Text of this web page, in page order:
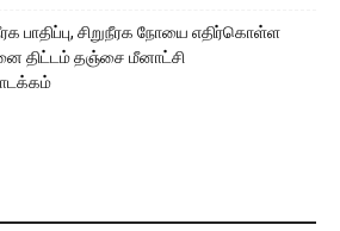
பாதிப்பு, சிறுநீரக நோயை எதிர்கொள்ள
திட்டம் தஞ்சை மீனாட்சி